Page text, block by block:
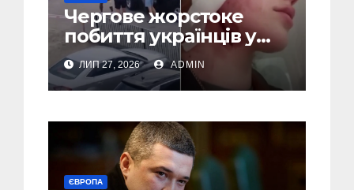
Чергове жорстоке
побиття українців у
Польші: перші
затримання (Відео,
Фото)
ЛИП 27, 2026 ADMIN
ЄВРОПА